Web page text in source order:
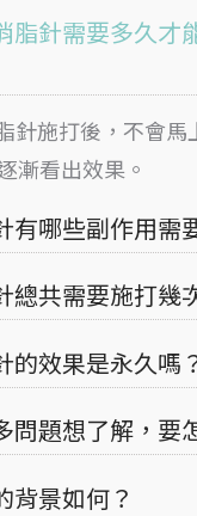
脂針需要多久才
針施打後，不會馬
漸看出效果。
有哪些副作用需
總共需要施打幾
的效果是永久嗎
問題想了解，要
背景如何？